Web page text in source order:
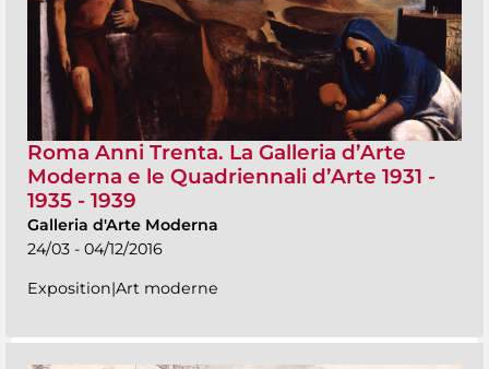
Roma Anni Trenta. La Galleria d’Arte
Moderna e le Quadriennali d’Arte 1931 -
1935 - 1939
Galleria d'Arte Moderna
24/03 - 04/12/2016
Exposition|Art moderne